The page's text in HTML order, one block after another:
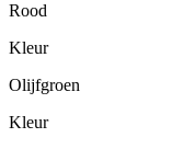
Rood
Kleur
Olijfgroen
Kleur